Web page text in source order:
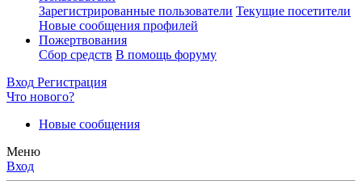
Зарегистрированные пользователи Текущие посетители
Новые сообщения профилей
Пожертвования
Сбор средств В помощь форуму
Вход Регистрация
Что нового?
Новые сообщения
Меню
Вход